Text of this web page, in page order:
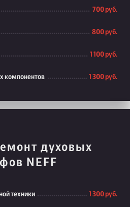
700 руб.
800 руб.
1 100 руб.
компонентов 1 300 руб.
духовых
NEFF
техники 1 300 руб.